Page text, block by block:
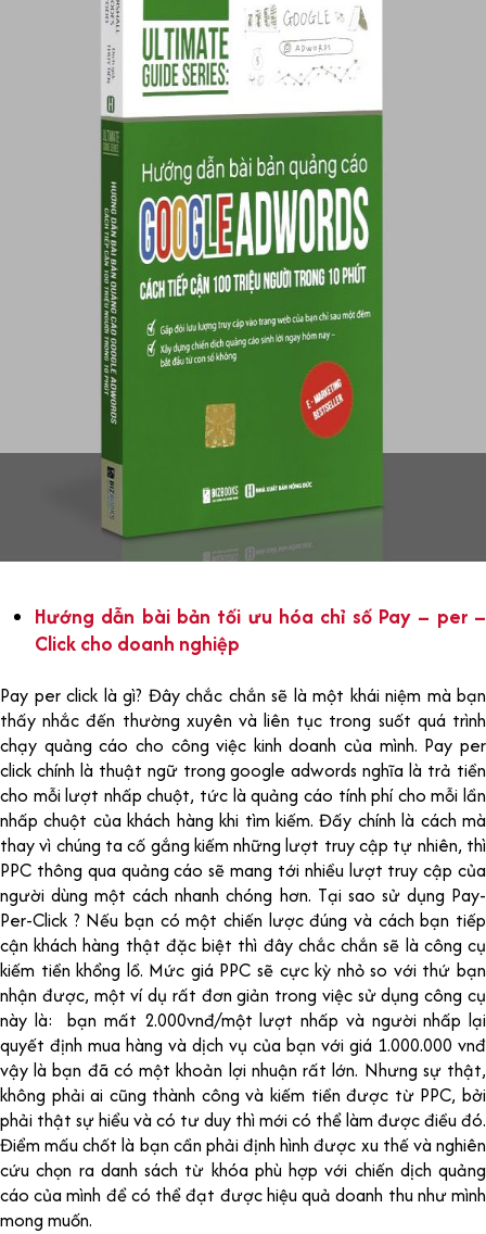
Hướng dẫn bài bản tối ưu hóa chỉ số Pay – per –
Click cho doanh nghiệp
Pay per click là gì? Đây chắc chắn sẽ là một khái niệm mà bạn
thấy nhắc đến thường xuyên và liên tục trong suốt quá trình
chạy quảng cáo cho công việc kinh doanh của mình. Pay per
click chính là thuật ngữ trong google adwords nghĩa là trả tiền
cho mỗi lượt nhấp chuột, tức là quảng cáo tính phí cho mỗi lần
nhấp chuột của khách hàng khi tìm kiếm. Đấy chính là cách mà
thay vì chúng ta cố gắng kiếm những lượt truy cập tự nhiên, thì
PPC thông qua quảng cáo sẽ mang tới nhiều lượt truy cập của
người dùng một cách nhanh chóng hơn. Tại sao sử dụng Pay-
Per-Click ? Nếu bạn có một chiến lược đúng và cách bạn tiếp
cận khách hàng thật đặc biệt thì đây chắc chắn sẽ là công cụ
kiếm tiền khổng lồ. Mức giá PPC sẽ cực kỳ nhỏ so với thứ bạn
nhận được, một ví dụ rất đơn giản trong việc sử dụng công cụ
này là: bạn mất 2.000vnđ/một lượt nhấp và người nhấp lại
quyết định mua hàng và dịch vụ của bạn với giá 1.000.000 vnđ
vậy là bạn đã có một khoản lợi nhuận rất lớn. Nhưng sự thật,
không phải ai cũng thành công và kiếm tiền được từ PPC, bởi
phải thật sự hiểu và có tư duy thì mới có thể làm được điều đó.
Điểm mấu chốt là bạn cần phải định hình được xu thế và nghiên
cứu chọn ra danh sách từ khóa phù hợp với chiến dịch quảng
cáo của mình để có thể đạt được hiệu quả doanh thu như mình
mong muốn.